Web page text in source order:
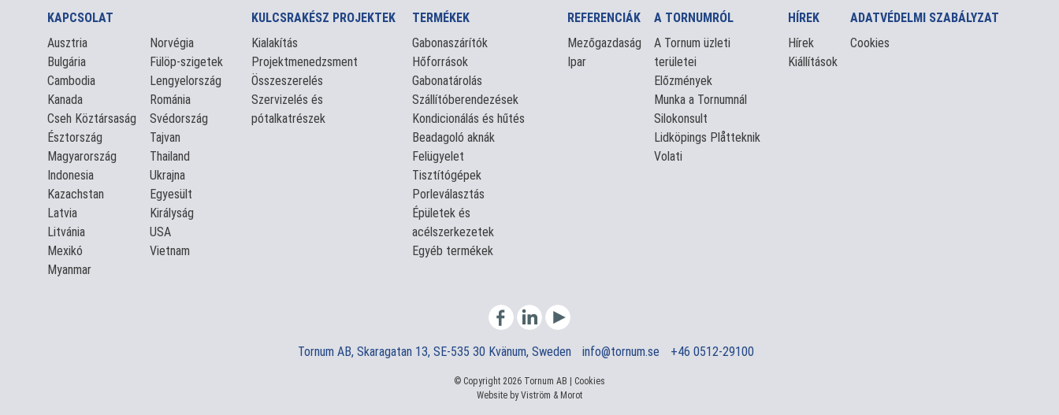
KAPCSOLAT
Ausztria
Bulgária
Cambodia
Kanada
Cseh Köztársaság
Észtország
Magyarország
Indonesia
Kazachstan
Latvia
Litvánia
Mexikó
Myanmar
Norvégia
Fülöp-szigetek
Lengyelország
Románia
Svédország
Tajvan
Thailand
Ukrajna
Egyesült
Királyság
USA
Vietnam
KULCSRAKÉSZ PROJEKTEK
Kialakítás
Projektmenedzsment
Összeszerelés
Szervizelés és
pótalkatrészek
TERMÉKEK
Gabonaszárítók
Hőforrások
Gabonatárolás
Szállítóberendezések
Kondicionálás és hűtés
Beadagoló aknák
Felügyelet
Tisztítógépek
Porleválasztás
Épületek és
acélszerkezetek
Egyéb termékek
REFERENCIÁK
Mezőgazdaság
Ipar
A TORNUMRÓL
A Tornum üzleti
területei
Előzmények
Munka a Tornumnál
Silokonsult
Lidköpings Plåtteknik
Volati
HÍREK
Hírek
Kiállítások
ADATVÉDELMI SZABÁLYZAT
Cookies
Tornum AB, Skaragatan 13, SE-535 30 Kvänum, Sweden info@tornum.se +46 0512-29100
© Copyright 2026 Tornum AB | Cookies
Website by Viström & Morot